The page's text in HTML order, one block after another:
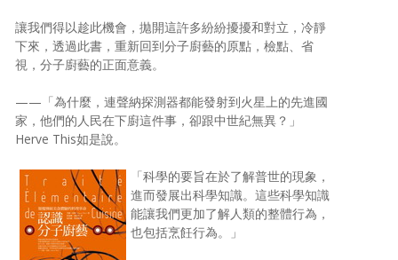
讓我們得以趁此機會，拋開這許多紛紛擾擾和對立，冷靜
下來，透過此書，重新回到分子廚藝的原點，檢點、省
視，分子廚藝的正面意義。
——「為什麼，連聲納探測器都能發射到火星上的先進國
家，他們的人民在下廚這件事，卻跟中世紀無異？」
Herve This如是說。
「科學的要旨在於了解普世的現象，
進而發展出科學知識。這些科學知識
能讓我們更加了解人類的整體行為，
也包括烹飪行為。」